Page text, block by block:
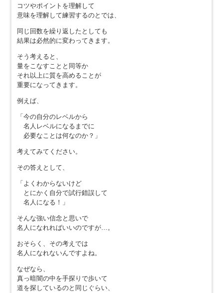
コツやポイントを理解して
意味を理解して練習するのとでは、
同じ回数を繰り返したとしても
結果は必然的に変わってきます。
そう考えると、
量をこなすことと同等か
それ以上に質を高めることが
重要になってきます。
例えば、
「今の自分のレベルから
名人レベルになるまでに
必要なことは何なのか？」
考えてみてください。
その答えとして、
「よくわからないけど
とにかく自分で試行錯誤して
名人になる！」
そんな強い信念と思いで
名人になれればいいのですが…。
おそらく、その考えでは
名人になれないんですよね。
なぜなら、
真っ暗闇の中を手探りで歩いて
道を探しているのと同じぐらい、